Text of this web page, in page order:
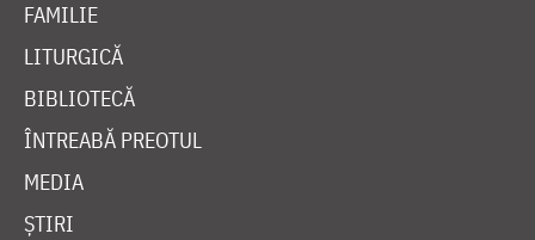
FAMILIE
LITURGICĂ
BIBLIOTECĂ
ÎNTREABĂ PREOTUL
MEDIA
ȘTIRI